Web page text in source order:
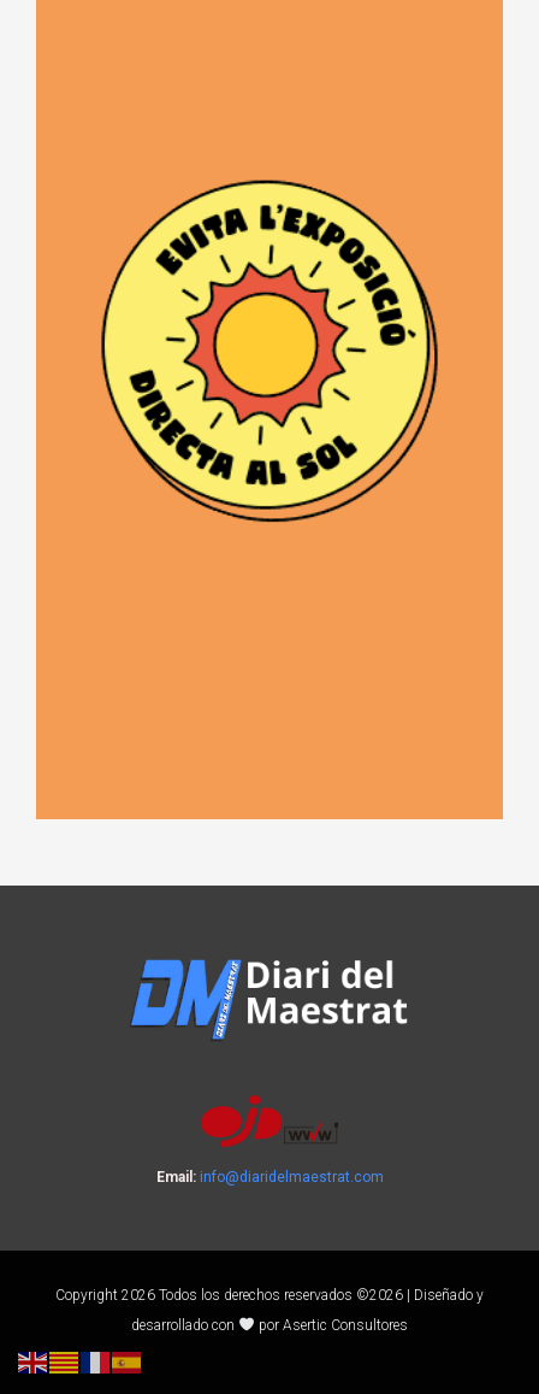
Email: info@diaridelmaestrat.com
Copyright 2026 Todos los derechos reservados ©2026 | Diseñado y
desarrollado con
por Asertic Consultores